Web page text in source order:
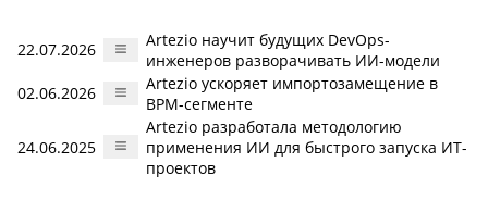
22.07.2026
Artezio научит будущих DevOps-
инженеров разворачивать ИИ-модели
02.06.2026
Artezio ускоряет импортозамещение в
BPM-сегменте
24.06.2025
Artezio разработала методологию
применения ИИ для быстрого запуска ИT-
проектов